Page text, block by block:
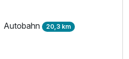
Autobahn 20,3 km